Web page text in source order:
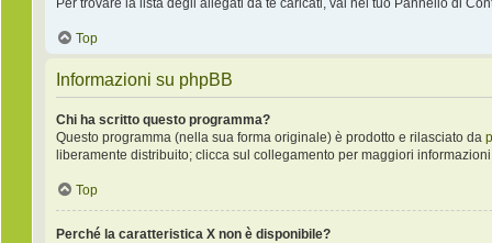
Per trovare la lista degli allegati da te caricati, vai nel tuo Pannello di
Top
Informazioni su phpBB
Chi ha scritto questo programma?
Questo programma (nella sua forma originale) è prodotto e rilasciato da
liberamente distribuito; clicca sul collegamento per maggiori
Top
Perché la caratteristica X non è disponibile?